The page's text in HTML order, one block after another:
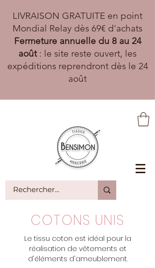
LIVRAISON GRATUITE en point
Mondial Relay dès 69€ d'achats
Fermeture annuelle du 8 au 24
août: le site reste ouvert, les
expéditions reprendront dès le 24
août
COTONS UNIS
Le tissu coton est idéal pour la
réalisation de vêtements et
d'éléments d'ameublement.